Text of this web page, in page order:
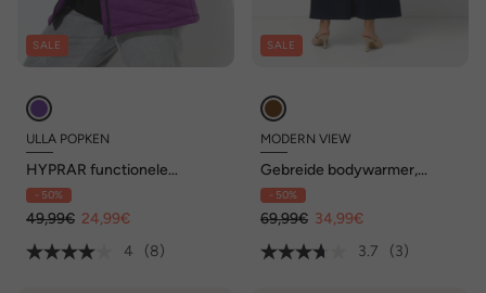
SALE
ULLA POPKEN
HYPRAR functionele
doorgestikte bodywarmer,
waterafstotend, gerecycled
- 50%
49,99€ 24,99€
4
(8)
SALE
MODERN VIEW
Gebreide bodywarmer,
palmen, oversized, open
model, mouwloos
- 50%
69,99€ 34,99€
3.7
(3)